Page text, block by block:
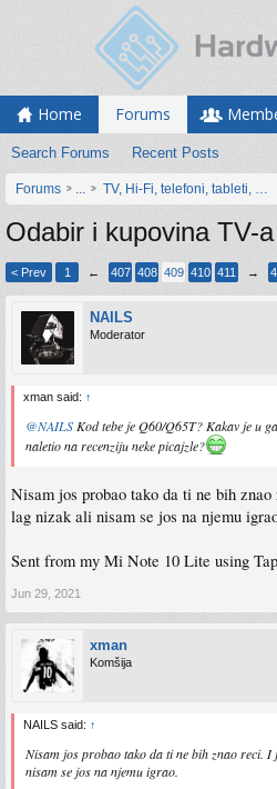
Home Forums
Search Forums Recent Posts
Forums ... TV, Hi-Fi, telefoni, tableti,
Odabir i kupovina TV-a
< Prev 1 ← 407 408 409 410 411 →
NAILS
Moderator
xman said: ↑
@NAILS Kod tebe je Q60/Q65T? Kakav je u
naletio na recenziju neke picajzle?
Nisam jos probao tako da ti ne bih
lag nizak ali nisam se jos na njemu
Sent from my Mi Note 10 Lite using
Jun 29, 2021
xman
Komšija
NAILS said: ↑
Nisam jos probao tako da ti ne bih znao reci.
nisam se jos na njemu igrao.